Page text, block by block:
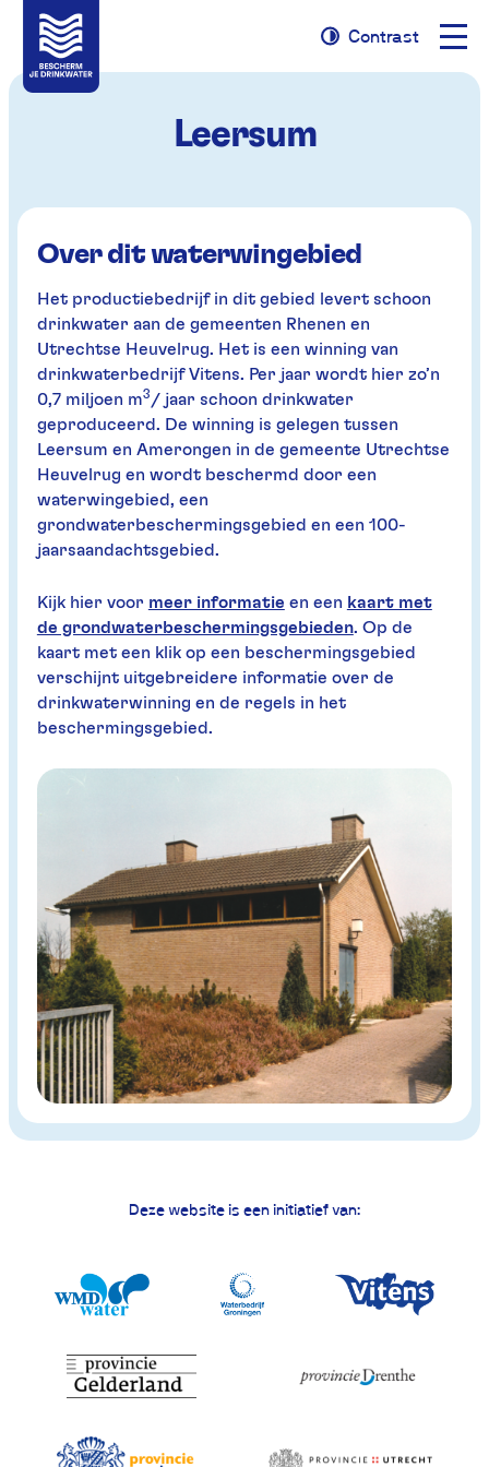
Naar
navigatie
Naar
inhoud
Contrast
Contrast
Leersum
Over dit waterwingebied
Het productiebedrijf in dit gebied levert schoon
drinkwater aan de gemeenten Rhenen en
Utrechtse Heuvelrug. Het is een winning van
drinkwaterbedrijf Vitens. Per jaar wordt hier zo’n
0,7 miljoen m3 / jaar schoon drinkwater
geproduceerd. De winning is gelegen tussen
Leersum en Amerongen in de gemeente Utrechtse
Heuvelrug en wordt beschermd door een
waterwingebied, een
grondwaterbeschermingsgebied en een 100-
jaarsaandachtsgebied.
Kijk hier voor meer informatie en een kaart met
de grondwaterbeschermingsgebieden. Op de
kaart met een klik op een beschermingsgebied
verschijnt uitgebreidere informatie over de
drinkwaterwinning en de regels in het
beschermingsgebied.
Deze website is een initiatief van: